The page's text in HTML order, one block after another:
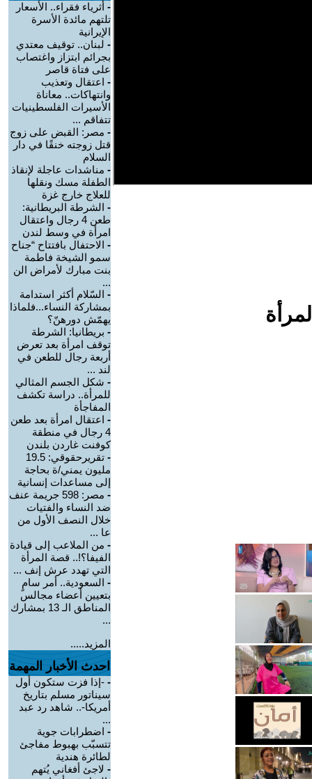
- أثرياء فقراء.. الأسعار
تلتهم مائدة الأسرة
الإيرانية
- لبنان.. توقيف معتدي
بجرائم ابتزاز واغتصاب
على فتاة قاصر
- اعتقال وتعذيب
وانتهاكات.. معاناة
الأسيرات الفلسطينيات
تتفاقم ...
- مصر: القبض على زوج
قتل زوجته خنقًا في دار
السلام
- مناشدات عاجلة لإنقاذ
الطفلة مسك ونقلها
للعلاج خارج غزة
- الشرطة البريطانية:
طعن 4 رجال واعتقال
امرأة في وسط لندن
- الاحتفال بافتتاح “جناح
سمو الشيخة فاطمة
بنت مبارك لأمراض الن
...
- السّلام أكثر استدامة
بمشاركة النساء...فلماذا
يهمّش دورهنّ؟
- بريطانيا: الشرطة
توقف امرأة بعد تعرض
أربعة رجال للطعن في
لند ...
- شكل الجسم المثالي
للمرأة.. دراسة تكشف
المفاجأة
- اعتقال امرأة بعد طعن
4 رجال في منطقة
كوفنت غاردن بلندن
-
تقريرحقوقي: 19.5
مليون يمني/ة بحاجة
إلى مساعدات إنسانية
-
مصر: 598 جريمة عنف
ضد النساء والفتيات
خلال النصف الأول من
عا ...
- من الملاعب إلى قيادة
الفيفا؟!.. قصة المرأة
التي تهدد عرش إنف ...
- السعودية.. أمر سامٍ
بتعيين أعضاء مجالس
المناطق الـ 13 بمشارك
...
المزيد.....
احدث الأخبار المهمة
- -إذا فزت ستكون أول
سيناتور مسلم بتاريخ
أمريكا-.. شاهد رد عبد
...
- اضطرابات جوية
تتسبّب بهبوط مفاجئ
لطائرة هندية
- لاجئ أفغاني يُتهم